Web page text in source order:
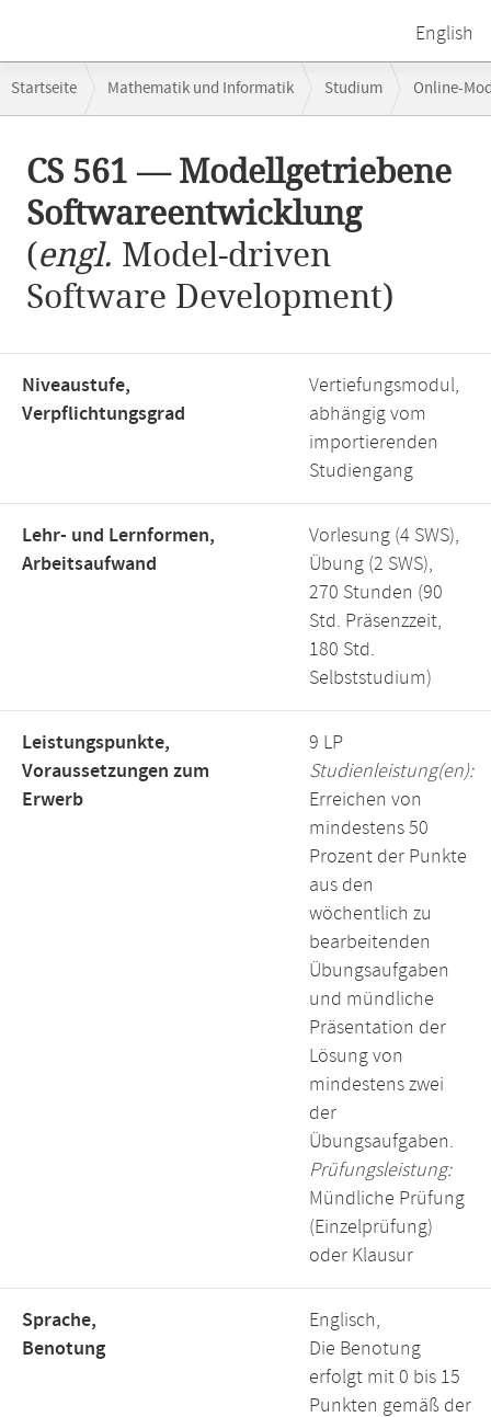
English
Navigation
Startseite Mathematik und Informatik Studium Online-
CS 561 — Modellgetriebene
Softwareentwicklung
(engl. Model-driven
Software Development)
Niveaustufe,
Verpflichtungsgrad
Vertiefungsmodul,
abhängig vom
importierenden
Studiengang
Lehr- und Lernformen,
Arbeitsaufwand
Vorlesung (4 SWS),
Übung (2 SWS),
270 Stunden (90
Std. Präsenzzeit,
180 Std.
Selbststudium)
Leistungspunkte,
Voraussetzungen zum
Erwerb
9 LP
Studienleistung(en):
Erreichen von
mindestens 50
Prozent der Punkte
aus den
wöchentlich zu
bearbeitenden
Übungsaufgaben
und mündliche
Präsentation der
Lösung von
mindestens zwei
der
Übungsaufgaben.
Prüfungsleistung:
Mündliche Prüfung
(Einzelprüfung)
oder Klausur
Sprache,
Benotung
Englisch,
Die Benotung
erfolgt mit 0 bis 15
Punkten gemäß der